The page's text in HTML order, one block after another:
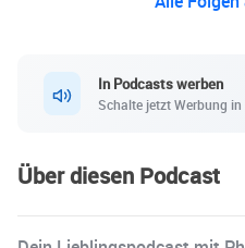
In Podcasts werben
Schalte jetzt Werbung in
Über diesen Podcast